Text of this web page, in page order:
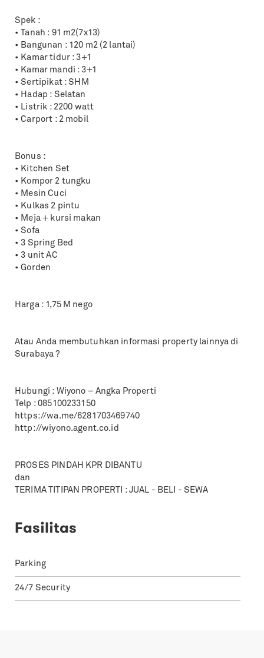
Spek :
• Tanah : 91 m2(7x13)
• Bangunan : 120 m2 (2 lantai)
• Kamar tidur : 3+1
• Kamar mandi : 3+1
• Sertipikat : SHM
• Hadap : Selatan
• Listrik : 2200 watt
• Carport : 2 mobil
Bonus :
• Kitchen Set
• Kompor 2 tungku
• Mesin Cuci
• Kulkas 2 pintu
• Meja + kursi makan
• Sofa
• 3 Spring Bed
• 3 unit AC
• Gorden
Harga : 1,75 M nego
Atau Anda membutuhkan informasi property lainnya di
Surabaya ?
Hubungi : Wiyono – Angka Properti
Telp : 085100233150
https://wa.me/6281703469740
http://wiyono.agent.co.id
PROSES PINDAH KPR DIBANTU
dan
TERIMA TITIPAN PROPERTI : JUAL - BELI - SEWA
Fasilitas
Parking
24/7 Security